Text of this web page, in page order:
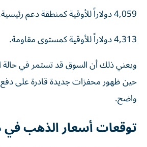
4,059 دولاراً للأوقية كمنطقة دعم رئيسية.
4,313 دولاراً للأوقية كمستوى مقاومة.
ويعني ذلك أن السوق قد تستمر في حالة
حين ظهور محفزات جديدة قادرة على دفع
واضح.
توقعات أسعار الذهب